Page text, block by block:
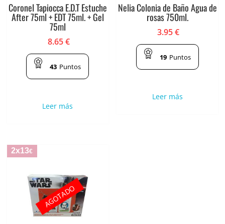
Coronel Tapiocca E.D.T Estuche
After 75ml + EDT 75ml. + Gel
75ml
8.65€
43 Puntos
Leer más
Nelia Colonia de Baño Agua de
rosas 750ml.
3.95€
19 Puntos
Leer más
2x13€
AGOTADO